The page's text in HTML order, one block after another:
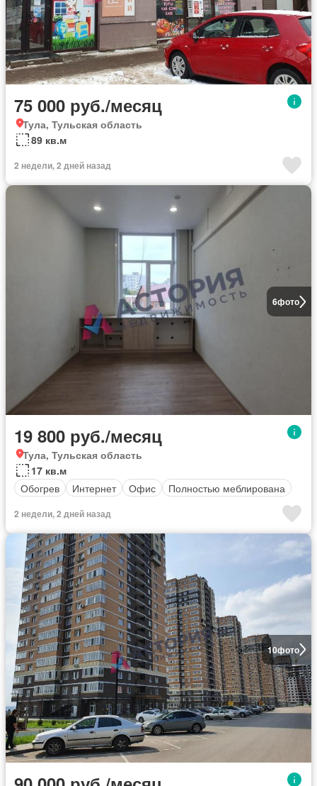
75 000 руб./месяц
Тула, Тульская область
89 кв.м
2 недели, 2 дней назад
6фото
19 800 руб./месяц
Тула, Тульская область
17 кв.м
Обогрев
Интернет Офис Полностью меблирована
2 недели, 2 дней назад
10фото